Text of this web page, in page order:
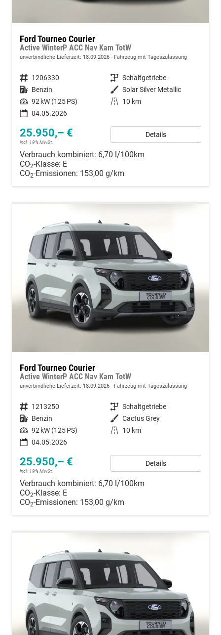
Ford Tourneo Courier
Active WinterP ACC Nav Kam TotW
unverbindliche Lieferzeit: 18.09.2026 Fahrzeug mit Tageszulassung
Fahrzeugnummer 1206330 Getriebe Schaltgetriebe
Kraftstoff Benzin Außenfarbe Solar Silver Metallic
Leistung 92 kW (125 PS) Kilometerstand
10 km
04.05.2026
25.950,– €
incl. 19% MwSt.
Details
Verbrauch kombiniert: 6,70 l/100km
CO2-Klasse: E
CO2-Emissionen: 153,00 g/km
Ford Tourneo Courier
Active WinterP ACC Nav Kam TotW
unverbindliche Lieferzeit: 18.09.2026 Fahrzeug mit Tageszulassung
Fahrzeugnummer 1213250 Getriebe Schaltgetriebe
Kraftstoff Benzin Außenfarbe Cactus Grey
Leistung 92 kW (125 PS) Kilometerstand
10 km
04.05.2026
25.950,– €
incl. 19% MwSt.
Details
Verbrauch kombiniert: 6,70 l/100km
CO2-Klasse: E
CO2-Emissionen: 153,00 g/km